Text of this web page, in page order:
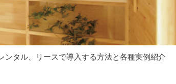
ンタル、リースで導入する方法と各種実例紹介